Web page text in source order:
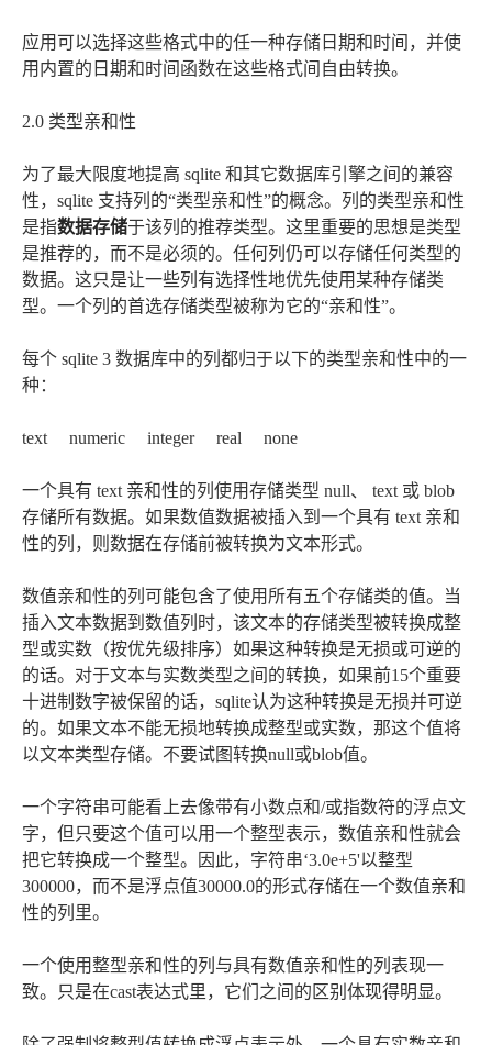
应用可以选择这些格式中的任一种存储日期和时间，并使
用内置的日期和时间函数在这些格式间自由转换。
2.0 类型亲和性
为了最大限度地提高 sqlite 和其它数据库引擎之间的兼容
性，sqlite 支持列的“类型亲和性”的概念。列的类型亲和性
是指数据存储于该列的推荐类型。这里重要的思想是类型
是推荐的，而不是必须的。任何列仍可以存储任何类型的
数据。这只是让一些列有选择性地优先使用某种存储类
型。一个列的首选存储类型被称为它的“亲和性”。
每个 sqlite 3 数据库中的列都归于以下的类型亲和性中的一
种：
text numeric integer real none
一个具有 text 亲和性的列使用存储类型 null、 text 或 blob
存储所有数据。如果数值数据被插入到一个具有 text 亲和
性的列，则数据在存储前被转换为文本形式。
数值亲和性的列可能包含了使用所有五个存储类的值。当
插入文本数据到数值列时，该文本的存储类型被转换成整
型或实数（按优先级排序）如果这种转换是无损或可逆的
的话。对于文本与实数类型之间的转换，如果前15个重要
十进制数字被保留的话，sqlite认为这种转换是无损并可逆
的。如果文本不能无损地转换成整型或实数，那这个值将
以文本类型存储。不要试图转换null或blob值。
一个字符串可能看上去像带有小数点和/或指数符的浮点文
字，但只要这个值可以用一个整型表示，数值亲和性就会
把它转换成一个整型。因此，字符串‘3.0e+5'以整型
300000，而不是浮点值30000.0的形式存储在一个数值亲和
性的列里。
一个使用整型亲和性的列与具有数值亲和性的列表现一
致。只是在cast表达式里，它们之间的区别体现得明显。